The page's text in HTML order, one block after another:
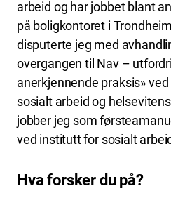
arbeid og har jobbet blant
på boligkontoret i
disputerte jeg med
overgangen til Nav –
anerkjennende praksis»
sosialt arbeid og
jobber jeg som
ved institutt for sosialt
Hva forsker du på?